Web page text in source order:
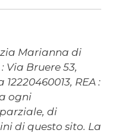
Marianna di
Via Bruere 53,
12220460013, REA :
ogni
di
di questo sito. La